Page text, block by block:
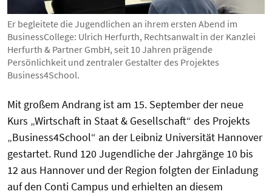
Er begleitete die Jugendlichen an ihrem ersten Abend im
BusinessCollege: Ulrich Herfurth, Rechtsanwalt in der Kanzlei
Herfurth & Partner GmbH, seit 10 Jahren prägende
Persönlichkeit und zentraler Gestalter des Projektes
Business4School.
Mit großem Andrang ist am 15. September der neue
Kurs „Wirtschaft in Staat & Gesellschaft“ des Projekts
„Business4School“ an der Leibniz Universität Hannover
gestartet. Rund 120 Jugendliche der Jahrgänge 10 bis
12 aus Hannover und der Region folgten der Einladung
auf den Conti Campus und erhielten an diesem